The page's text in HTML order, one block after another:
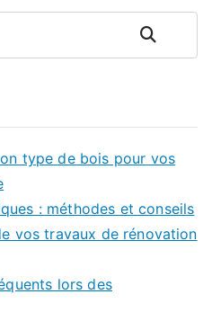
Rechercher
type de bois pour vos
: méthodes et conseils
vos travaux de rénovation
lors des